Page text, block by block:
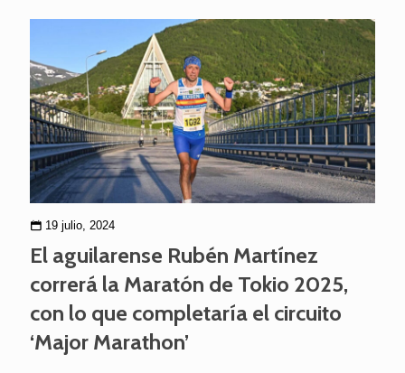
19 julio, 2024
El aguilarense Rubén Martínez
correrá la Maratón de Tokio 2025,
con lo que completaría el circuito
‘Major Marathon’